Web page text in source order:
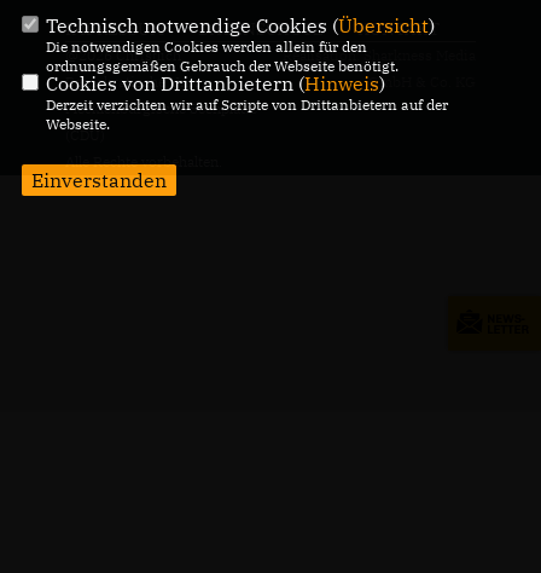
IMPRESSUM DATENSCHUTZ KONTAKT
@2026 Christlich
Demokratische Union
Mecklenburgische Seenplatte
(CDU)
Alle Rechte vorbehalten.
Realisation: Sharkness Media
GmbH & Co. KG
Technisch notwendige Cookies (Übersicht)
Die notwendigen Cookies werden allein für den
ordnungsgemäßen Gebrauch der Webseite benötigt.
Cookies von Drittanbietern (Hinweis)
Derzeit verzichten wir auf Scripte von Drittanbietern auf der
Webseite.
Einverstanden